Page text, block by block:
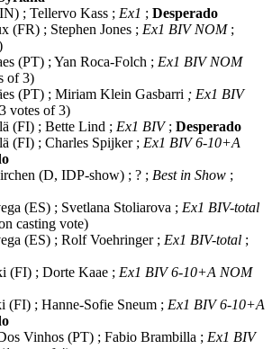
; Tellervo Kass ; Ex1 ; Desperado
(FR) ; Stephen Jones ; Ex1 BIV NOM;
(PT) ; Yan Roca-Folch ; Ex1 BIV NOM
of 3)
(PT) ; Miriam Klein Gasbarri ; Ex1 BIV
votes of 3)
(FI) ; Bette Lind ; Ex1 BIV; Desperado
(FI) ; Charles Spijker ; Ex1 BIV 6-10+A
(D, IDP-show) ; ? ; Best in Show ;
(ES) ; Svetlana Stoliarova ; Ex1 BIV-total
casting vote)
(ES) ; Rolf Voehringer ; Ex1 BIV-total ;
(FI) ; Dorte Kaae ; Ex1 BIV 6-10+A NOM
(FI) ; Hanne-Sofie Sneum ; Ex1 BIV 6-10+A
Vinhos (PT) ; Fabio Brambilla ; Ex1 BIV